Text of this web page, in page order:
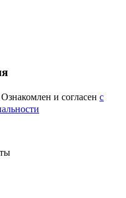
Ознакомлен и согласен c